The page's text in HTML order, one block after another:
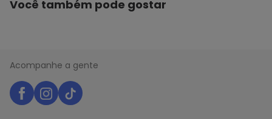
Você também pode gostar
Acompanhe a gente